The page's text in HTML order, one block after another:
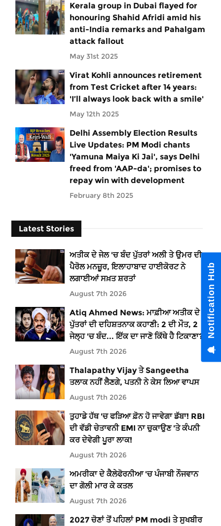
Kerala group in Dubai flayed for
honouring Shahid Afridi amid his
anti-India remarks and Pahalgam
attack fallout
May 31st 2025
Virat Kohli announces retirement
from Test Cricket after 14 years:
'I’ll always look back with a smile'
May 12th 2025
Delhi Assembly Election Results
Live Updates: PM Modi chants
'Yamuna Maiya Ki Jai', says Delhi
freed from 'AAP-da'; promises to
repay win with development
February 8th 2025
Latest Stories
ਅਤੀਕ ਦੇ ਜੇਲ 'ਚ ਬੰਦ ਪੁੱਤਰਾਂ ਅਲੀ ਤੇ ਉਮਰ ਦੀ
ਪੈਰੋਲ ਮਨਜ਼ੂਰ, ਇਲਾਹਾਬਾਦ ਹਾਈਕੋਰਟ ਨੇ
ਲਗਾਈਆਂ ਸਖ਼ਤ ਸ਼ਰਤਾਂ
August 7th 2026
Atiq Ahmed News: ਮਾਫ਼ੀਆ ਅਤੀਕ ਦੇ 5
ਪੁੱਤਰਾਂ ਦੀ ਦਹਿਸ਼ਤਨਾਕ ਕਹਾਣੀ: 2 ਦੀ ਮੌਤ, 2
ਜੇਲ੍ਹ 'ਚ ਬੰਦ... ਇੱਕ ਦਾ ਜਾਣੋ ਕਿੱਥੇ ਹੈ ਟਿਕਾਣਾ?
August 7th 2026
Thalapathy Vijay ਤੇ Sangeetha
ਤਲਾਕ ਨਹੀਂ ਲੈਣਗੇ, ਪਤਨੀ ਨੇ ਕੇਸ ਲਿਆ ਵਾਪਸ
August 7th 2026
ਤੁਹਾਡੇ ਹੱਥ 'ਚ ਫੜਿਆ ਫ਼ੋਨ ਹੋ ਜਾਵੇਗਾ ਡੱਬਾ! RBI
ਦੀ ਵੱਡੀ ਚੇਤਾਵਨੀ EMI ਨਾ ਚੁਕਾਉਣ 'ਤੇ ਕੰਪਨੀ
ਕਰ ਦੇਵੇਗੀ ਪੂਰਾ ਲਾਕ!
August 7th 2026
ਅਮਰੀਕਾ ਦੇ ਕੈਲੇਫੋਰਨੀਆ 'ਚ ਪੰਜਾਬੀ ਨੌਜਵਾਨ
ਦਾ ਗੋਲੀ ਮਾਰ ਕੇ ਕਤਲ
August 7th 2026
2027 ਚੋਣਾਂ ਤੋਂ ਪਹਿਲਾਂ PM modi ਤੇ ਸੁਖਬੀਰ
Notification Hub